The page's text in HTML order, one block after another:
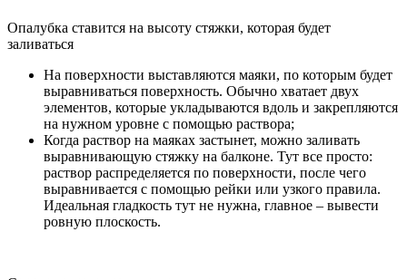
Опалубка ставится на высоту стяжки, которая будет
заливаться
На поверхности выставляются маяки, по которым будет
выравниваться поверхность. Обычно хватает двух
элементов, которые укладываются вдоль и закрепляются
на нужном уровне с помощью раствора;
Когда раствор на маяках застынет, можно заливать
выравнивающую стяжку на балконе. Тут все просто:
раствор распределяется по поверхности, после чего
выравнивается с помощью рейки или узкого правила.
Идеальная гладкость тут не нужна, главное – вывести
ровную плоскость.